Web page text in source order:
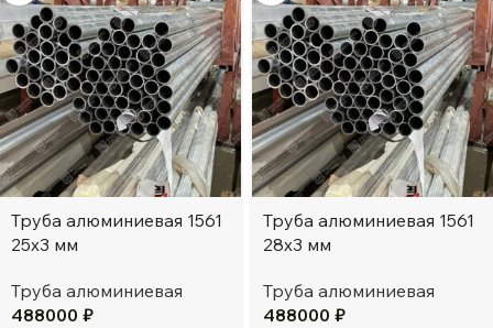
Труба алюминиевая 1561
25х3 мм
Труба алюминиевая
488000 ₽
Труба алюминиевая 1561
28х3 мм
Труба алюминиевая
488000 ₽